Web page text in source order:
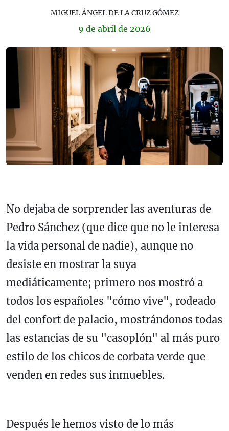
MIGUEL ÁNGEL DE LA CRUZ GÓMEZ
9 de abril de 2026
No dejaba de sorprender las aventuras de
Pedro Sánchez (que dice que no le interesa
la vida personal de nadie), aunque no
desiste en mostrar la suya
mediáticamente; primero nos mostró a
todos los españoles "cómo vive", rodeado
del confort de palacio, mostrándonos todas
las estancias de su "casoplón" al más puro
estilo de los chicos de corbata verde que
venden en redes sus inmuebles.
Después le hemos visto de lo más